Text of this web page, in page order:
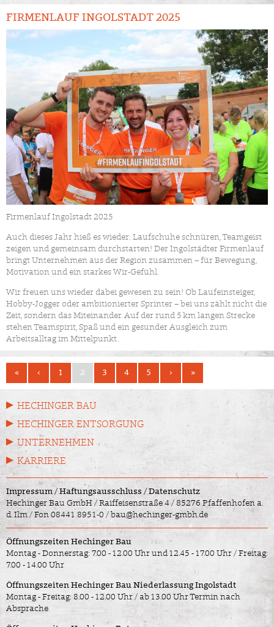
FIRMENLAUF INGOLSTADT 2025
Firmenlauf Ingolstadt 2025
Auch dieses Jahr hieß es wieder: Laufschuhe schnüren, Teamgeist
zeigen und gemeinsam durchstarten! Der Ingolstädter Firmenlauf
bringt Unternehmen aus der Region zusammen – für Bewegung,
Motivation und ein starkes Wir-Gefühl.
Wir freuen uns wieder dabei gewesen zu sein! Ob Laufeinsteiger,
Hobby-Jogger oder ambitionierter Sprinter – bei uns zählt nicht die
Zeit, sondern das Miteinander. Auf der rund 5 km langen Strecke
stehen Teamspirit, Spaß und ein gesunder Ausgleich zum
Arbeitsalltag im Mittelpunkt.
« ‹ 1 2 3 4 5 › »
HECHINGER BAU
HECHINGER ENTSORGUNG
UNTERNEHMEN
KARRIERE
Impressum/Haftungsausschluss /Datenschutz
Hechinger Bau GmbH / Raiffeisenstraße 4 / 85276 Pfaffenhofen a.
d. Ilm /Fon 08441 8951-0 /bau@hechinger-gmbh.de
Öffnungszeiten Hechinger Bau
Montag - Donnerstag: 7.00 - 12.00 Uhr und 12.45 - 17.00 Uhr / Freitag:
7.00 - 14.00 Uhr
Öffnungszeiten Hechinger Bau Niederlassung Ingolstadt
Montag - Freitag: 8.00 - 12.00 Uhr / ab 13.00 Uhr Termin nach
Absprache